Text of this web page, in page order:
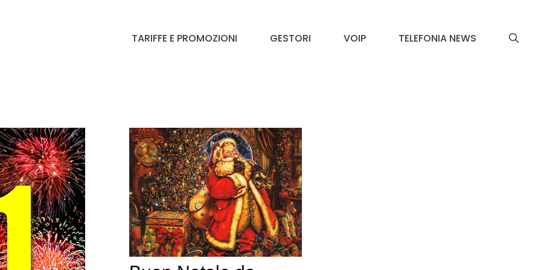
TARIFFE E PROMOZIONI GESTORI VOIP TELEFONIA NEWS